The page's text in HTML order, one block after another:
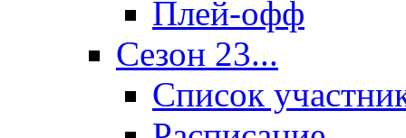
Плей-офф
Сезон 23...
Список